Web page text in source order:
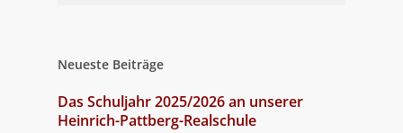
Neueste Beiträge
Das Schuljahr 2025/2026 an unserer
Heinrich-Pattberg-Realschule